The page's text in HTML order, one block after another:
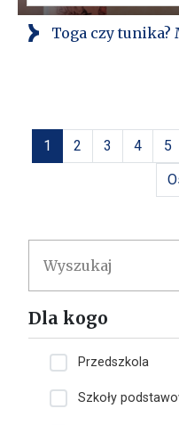
Dla kogo
Przedszkola
Szkoły
Toga czy tunika?
Stronicowanie
Strona
1 Strona
2 Strona
3 Strona
4 5